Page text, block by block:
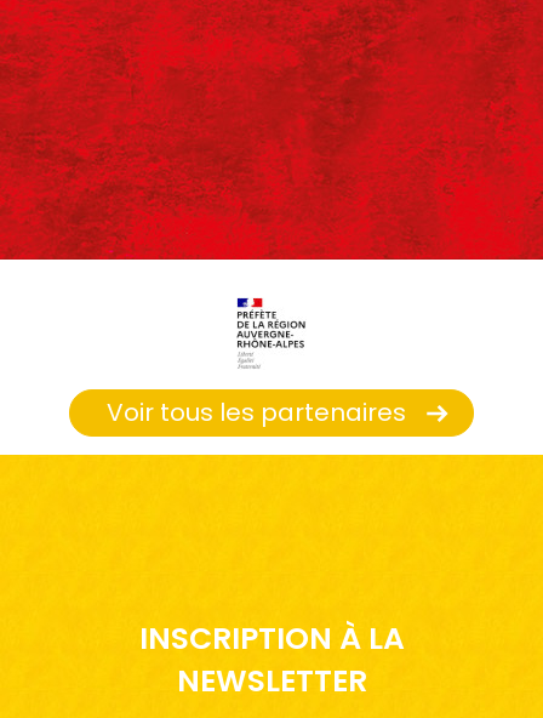
Voir tous les partenaires
INSCRIPTION À LA
NEWSLETTER